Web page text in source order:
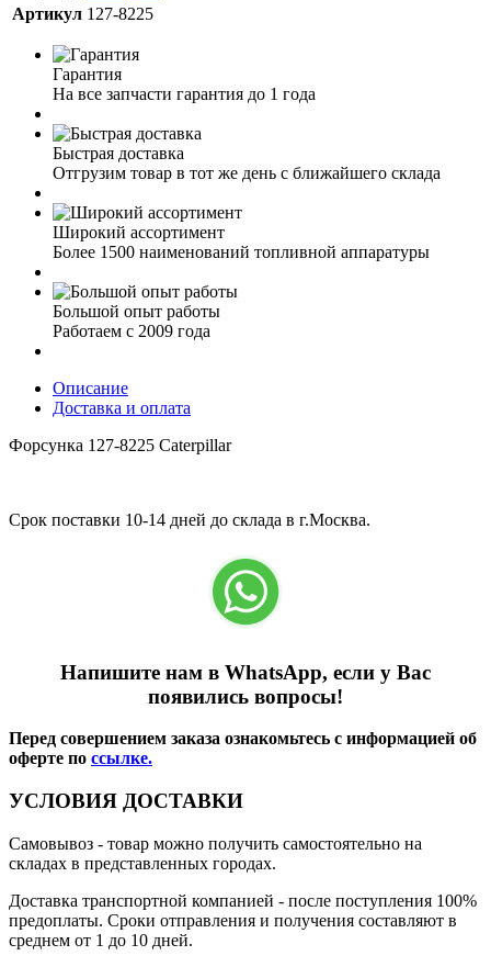
Артикул 127-8225
Гарантия
На все запчасти гарантия до 1 года
Быстрая доставка
Отгрузим товар в тот же день с ближайшего склада
Широкий ассортимент
Более 1500 наименований топливной аппаратуры
Большой опыт работы
Работаем с 2009 года
Описание
Доставка и оплата
Форсунка 127-8225 Caterpillar
Срок поставки 10-14 дней до склада в г.Москва.
Напишите нам в WhatsApp, если у Вас
появились вопросы!
Перед совершением заказа ознакомьтесь с информацией об
оферте по ссылке.
УСЛОВИЯ ДОСТАВКИ
Самовывоз - товар можно получить самостоятельно на
складах в представленных городах.
Доставка транспортной компанией - после поступления 100%
предоплаты. Сроки отправления и получения составляют в
среднем от 1 до 10 дней.